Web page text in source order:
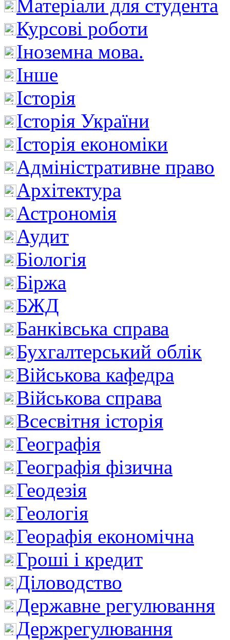
Матеріали для студента
Курсові роботи
Іноземна мова.
Інше
Історія
Історія України
Історія економіки
Адміністративне право
Архітектура
Астрономія
Аудит
Біологія
Біржа
БЖД
Банківська справа
Бухгалтерський облік
Військова кафедра
Військова справа
Всесвітня історія
Географія
Географія фізична
Геодезія
Геологія
Георафія економічна
Гроші і кредит
Діловодство
Державне регулювання
Держрегулювання